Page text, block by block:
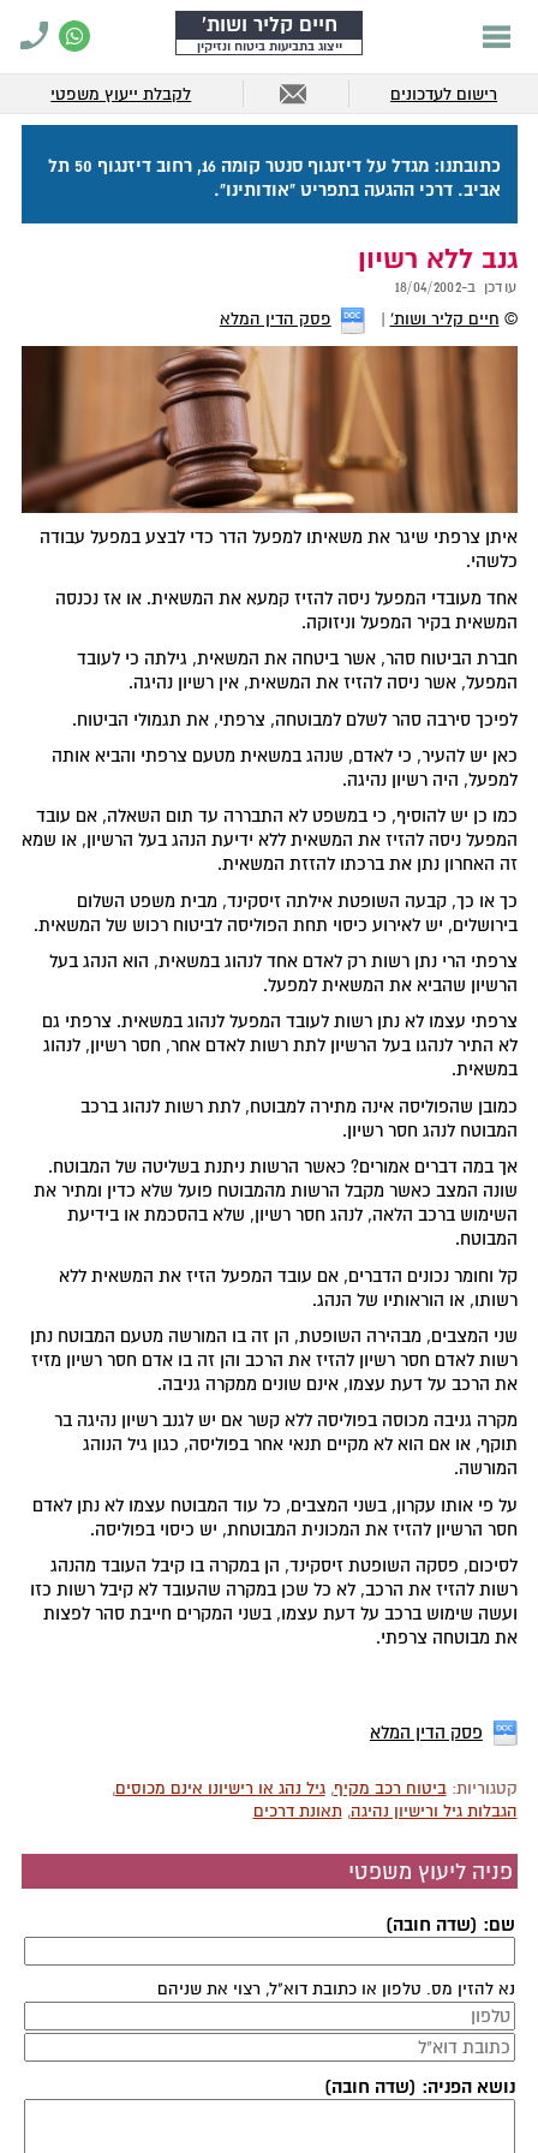
חיים קליר ושות'
ייצוג בתביעות ביטוח ונזיקין
רישום לעדכונים לקבלת ייעוץ משפטי
כתובתנו: מגדל על דיזנגוף סנטר קומה 16, רחוב דיזנגוף 50 תל
אביב. דרכי ההגעה בתפריט "אודותינו".
גנב ללא רשיון
עודכן ב-18/04/2002
© חיים קליר ושות' פסק הדין המלא
איתן צרפתי שיגר את משאיתו למפעל הדר כדי לבצע במפעל עבודה
כלשהי.
אחד מעובדי המפעל ניסה להזיז קמעא את המשאית. או אז נכנסה
המשאית בקיר המפעל וניזוקה.
חברת הביטוח סהר, אשר ביטחה את המשאית, גילתה כי לעובד
המפעל, אשר ניסה להזיז את המשאית, אין רשיון נהיגה.
לפיכך סירבה סהר לשלם למבוטחה, צרפתי, את תגמולי הביטוח.
כאן יש להעיר, כי לאדם, שנהג במשאית מטעם צרפתי והביא אותה
למפעל, היה רשיון נהיגה.
כמו כן יש להוסיף, כי במשפט לא התבררה עד תום השאלה, אם עובד
המפעל ניסה להזיז את המשאית ללא ידיעת הנהג בעל הרשיון, או שמא
זה האחרון נתן את ברכתו להזזת המשאית.
כך או כך, קבעה השופטת אילתה זיסקינד, מבית משפט השלום
בירושלים, יש לאירוע כיסוי תחת הפוליסה לביטוח רכוש של המשאית.
צרפתי הרי נתן רשות רק לאדם אחד לנהוג במשאית, הוא הנהג בעל
הרשיון שהביא את המשאית למפעל.
צרפתי עצמו לא נתן רשות לעובד המפעל לנהוג במשאית. צרפתי גם
לא התיר לנהגו בעל הרשיון לתת רשות לאדם אחר, חסר רשיון, לנהוג
במשאית.
כמובן שהפוליסה אינה מתירה למבוטח, לתת רשות לנהוג ברכב
המבוטח לנהג חסר רשיון.
אך במה דברים אמורים? כאשר הרשות ניתנת בשליטה של המבוטח.
שונה המצב כאשר מקבל הרשות מהמבוטח פועל שלא כדין ומתיר את
השימוש ברכב הלאה, לנהג חסר רשיון, שלא בהסכמת או בידיעת
המבוטח.
קל וחומר נכונים הדברים, אם עובד המפעל הזיז את המשאית ללא
רשותו, או הוראותיו של הנהג.
שני המצבים, מבהירה השופטת, הן זה בו המורשה מטעם המבוטח נתן
רשות לאדם חסר רשיון להזיז את הרכב והן זה בו אדם חסר רשיון מזיז
את הרכב על דעת עצמו, אינם שונים ממקרה גניבה.
מקרה גניבה מכוסה בפוליסה ללא קשר אם יש לגנב רשיון נהיגה בר
תוקף, או אם הוא לא מקיים תנאי אחר בפוליסה, כגון גיל הנוהג
המורשה.
על פי אותו עקרון, בשני המצבים, כל עוד המבוטח עצמו לא נתן לאדם
חסר הרשיון להזיז את המכונית המבוטחת, יש כיסוי בפוליסה.
לסיכום, פסקה השופטת זיסקינד, הן במקרה בו קיבל העובד מהנהג
רשות להזיז את הרכב, לא כל שכן במקרה שהעובד לא קיבל רשות כזו
ועשה שימוש ברכב על דעת עצמו, בשני המקרים חייבת סהר לפצות
את מבוטחה צרפתי.
פסק הדין המלא
קטגוריות:ביטוח רכב מקיף,גיל נהג או רישיונו אינם מכוסים,
הגבלות גיל ורישיון נהיגה,תאונת דרכים
פניה ליעוץ משפטי
שם: (שדה חובה)
נא להזין מס. טלפון או כתובת דוא"ל, רצוי את שניהם
נושא הפניה: (שדה חובה)